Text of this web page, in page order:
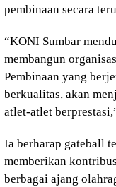
pembinaan secara
“KONI Sumbar
membangun
Pembinaan yang
berkualitas, akan
atlet-atlet
Ia berharap gateball
memberikan
berbagai ajang